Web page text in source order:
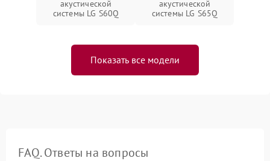
акустической
системы LG S60Q
акустической
системы LG S65Q
Показать все модели
FAQ. Ответы на вопросы